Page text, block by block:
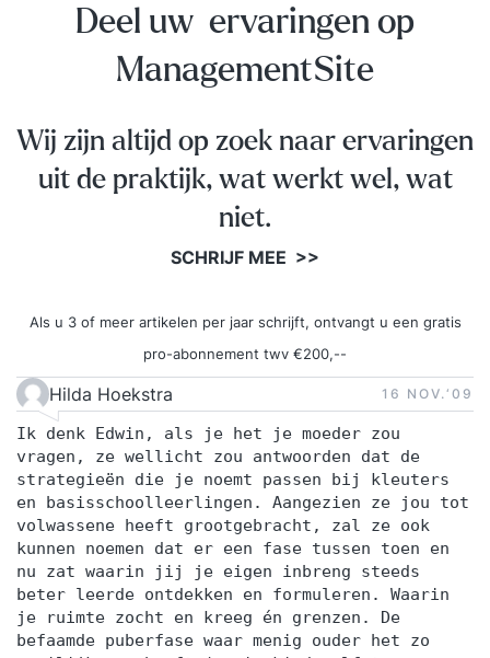
Deel uw ervaringen op
ManagementSite
Wij zijn altijd op zoek naar ervaringen
uit de praktijk, wat werkt wel, wat
niet.
SCHRIJF MEE >>
Als u 3 of meer artikelen per jaar schrijft, ontvangt u een gratis
pro-abonnement twv €200,--
Hilda Hoekstra 16 NOV.‘09
Ik denk Edwin, als je het je moeder zou
vragen, ze wellicht zou antwoorden dat de
strategieën die je noemt passen bij kleuters
en basisschoolleerlingen. Aangezien ze jou tot
volwassene heeft grootgebracht, zal ze ook
kunnen noemen dat er een fase tussen toen en
nu zat waarin jij je eigen inbreng steeds
beter leerde ontdekken en formuleren. Waarin
je ruimte zocht en kreeg én grenzen. De
befaamde puberfase waar menig ouder het zo